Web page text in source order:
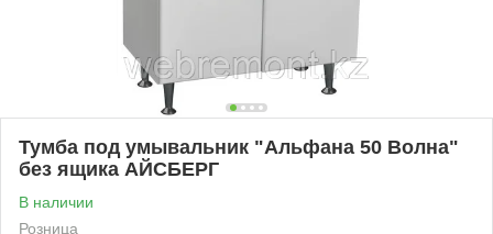
Тумба под умывальник "Альфана 50 Волна"
без ящика АЙСБЕРГ
В наличии
Розница